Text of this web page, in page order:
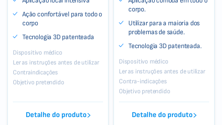
Ação confortável para todo o
corpo
Tecnologia 3D patenteada
Dispositivo médico
Ler as instruções antes de utilizar
Contraindicações
Objetivo pretendido
Detalhe do produto
corpo.
Utilizar para a maioria dos
problemas de saúde.
Tecnologia 3D patenteada.
Dispositivo médico
Ler as instruções antes de utilizar
Contra-indicações
Objetivo pretendido
Detalhe do produto